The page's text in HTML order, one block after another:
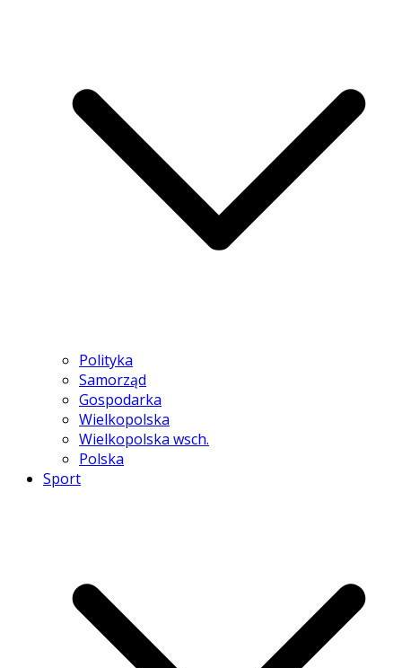
Polityka
Samorząd
Gospodarka
Wielkopolska
Wielkopolska wsch.
Polska
Sport